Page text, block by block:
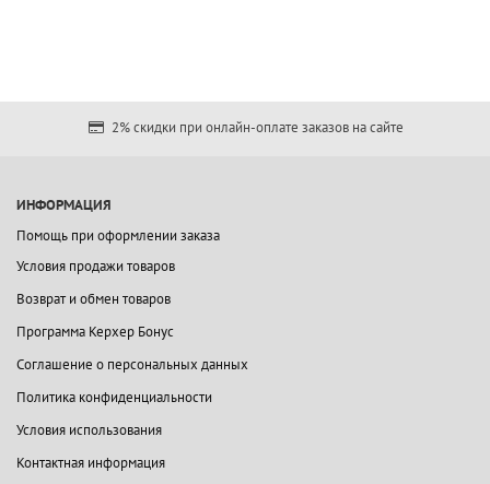
2% скидки при онлайн-оплате заказов на сайте
ИНФОРМАЦИЯ
Помощь при оформлении заказа
Условия продажи товаров
Возврат и обмен товаров
Программа Керхер Бонус
Соглашение о персональных данных
Политика конфиденциальности
Условия использования
Контактная информация